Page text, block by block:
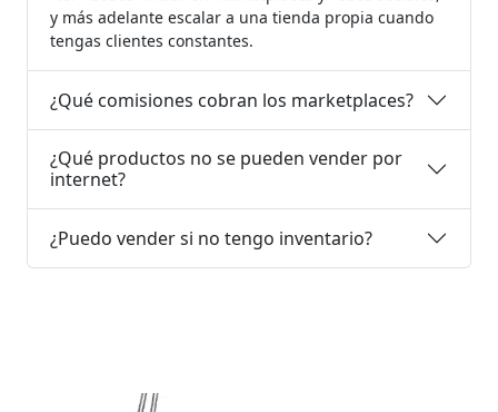
y más adelante escalar a una tienda propia cuando
tengas clientes constantes.
¿Qué comisiones cobran los marketplaces?
¿Qué productos no se pueden vender por
internet?
¿Puedo vender si no tengo inventario?